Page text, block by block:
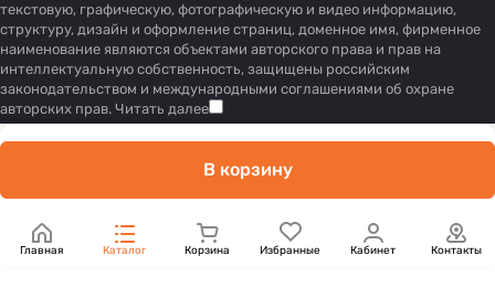
текстовую, графическую, фотографическую и видео информацию,
структуру, дизайн и оформление страниц, доменное имя, фирменное
наименование являются объектами авторского права и прав на
интеллектуальную собственность, защищены российским
законодательством и международными соглашениями об охране
авторских прав. Читать далее
В корзину
Главная Каталог Корзина Избранные Кабинет Контакты